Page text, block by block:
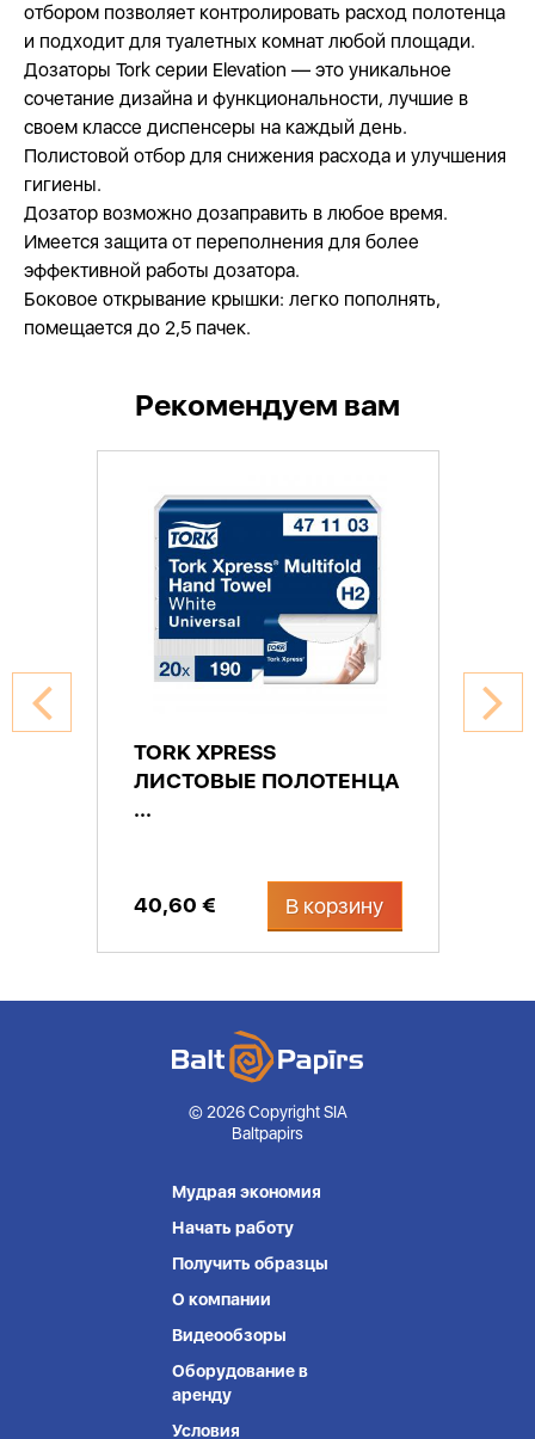
отбором позволяет контролировать расход полотенца
и подходит для туалетных комнат любой площади.
Дозаторы Tork серии Elevation — это уникальное
сочетание дизайна и функциональности, лучшие в
своем классе диспенсеры на каждый день.
Полистовой отбор для снижения расхода и улучшения
гигиены.
Дозатор возможно дозаправить в любое время.
Имеется защита от переполнения для более
эффективной работы дозатора.
Боковое открывание крышки: легко пополнять,
помещается до 2,5 пачек.
Рекомендуем вам
TORK XPRESS
ЛИСТОВЫЕ ПОЛОТЕНЦА
...
40,60 € В корзину
© 2026 Copyright SIA
Baltpapirs
Мудрая экономия
Начать работу
Получить образцы
О компании
Видеообзоры
Оборудование в
аренду
Условия